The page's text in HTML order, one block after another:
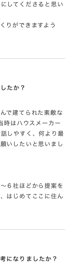
してくださると思い
りができますよう
たか？
で建てられた素敵な
時はハウスメーカー
しやすく、何より最
いしたいと思いまし
６社ほどから提案を
はじめてここに住ん
になりましたか？